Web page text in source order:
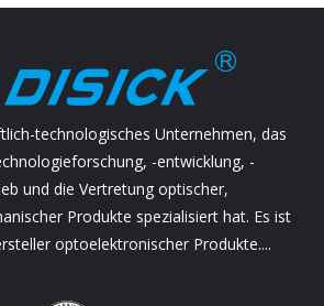
technologisches Unternehmen, das
-entwicklung, -
und die Vertretung optischer,
Produkte spezialisiert hat. Es ist
optoelektronischer Produkte....